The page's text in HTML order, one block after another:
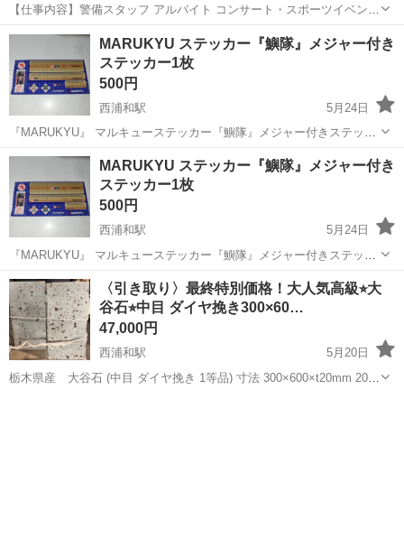
【仕事内容】警備スタッフ アルバイト コンサート・スポーツイベン
ト・展示会などのイベントや、 工事現場周辺で警備・交通誘導をして
いただきます。 経験者の方はもちろん、未経験者の方も積極的に採用
中! 難しいスキルは不要! 基本的なル...
アルバイト・パート
MARUKYU ステッカー『鱮隊』メジャー付き
ステッカー1枚
500円
西浦和駅
5月24日
『MARUKYU』 マルキューステッカー『鱮隊』メジャー付きステッカ
ー1枚 縦 約11cm × 横 約22cm ✧新品 ✧未使用 ✧非売品 フィッシン
グメジャー、TANAGOスタイルで精密な計測が可能。 - ブランド...
埼玉 さいたま市 西浦和駅 その他 ステッカー
MARUKYU ステッカー『鱮隊』メジャー付き
ステッカー1枚
500円
西浦和駅
5月24日
『MARUKYU』 マルキューステッカー『鱮隊』メジャー付きステッカ
ー1枚 縦 約11cm × 横 約22cm ✧新品 ✧未使用 ✧非売品 フィッシン
グメジャー、TANAGOスタイルで精密な計測が可能。 - ブランド...
埼玉 さいたま市 西浦和駅 その他 ステッカー
〈引き取り〉最終特別価格！大人気高級⭐︎大
谷石⭐︎中目 ダイヤ挽き300×60…
47,000円
西浦和駅
5月20日
栃木県産 大谷石 (中目 ダイヤ挽き 1等品) 寸法 300×600×t20mm 20枚